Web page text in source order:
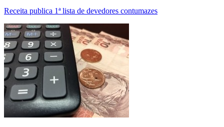
Receita publica 1ª lista de devedores contumazes